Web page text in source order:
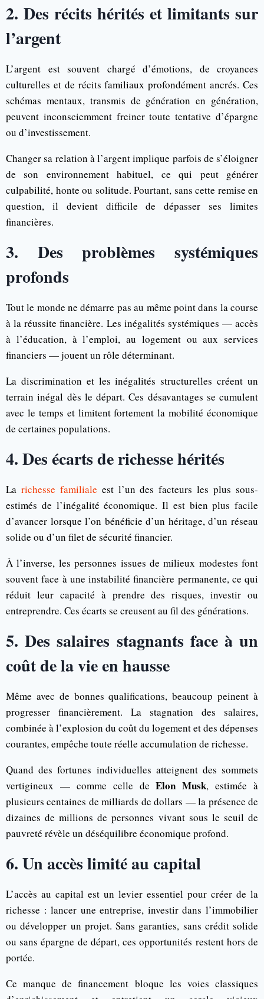
2. Des récits hérités et limitants sur
l’argent
L’argent est souvent chargé d’émotions, de croyances
culturelles et de récits familiaux profondément ancrés. Ces
schémas mentaux, transmis de génération en génération,
peuvent inconsciemment freiner toute tentative d’épargne
ou d’investissement.
Changer sa relation à l’argent implique parfois de s’éloigner
de son environnement habituel, ce qui peut générer
culpabilité, honte ou solitude. Pourtant, sans cette remise en
question, il devient difficile de dépasser ses limites
financières.
3. Des problèmes systémiques
profonds
Tout le monde ne démarre pas au même point dans la course
à la réussite financière. Les inégalités systémiques — accès
à l’éducation, à l’emploi, au logement ou aux services
financiers — jouent un rôle déterminant.
La discrimination et les inégalités structurelles créent un
terrain inégal dès le départ. Ces désavantages se cumulent
avec le temps et limitent fortement la mobilité économique
de certaines populations.
4. Des écarts de richesse hérités
La richesse familiale est l’un des facteurs les plus sous-
estimés de l’inégalité économique. Il est bien plus facile
d’avancer lorsque l’on bénéficie d’un héritage, d’un réseau
solide ou d’un filet de sécurité financier.
À l’inverse, les personnes issues de milieux modestes font
souvent face à une instabilité financière permanente, ce qui
réduit leur capacité à prendre des risques, investir ou
entreprendre. Ces écarts se creusent au fil des générations.
5. Des salaires stagnants face à un
coût de la vie en hausse
Même avec de bonnes qualifications, beaucoup peinent à
progresser financièrement. La stagnation des salaires,
combinée à l’explosion du coût du logement et des dépenses
courantes, empêche toute réelle accumulation de richesse.
Quand des fortunes individuelles atteignent des sommets
vertigineux — comme celle deElon Musk, estimée à
plusieurs centaines de milliards de dollars — la présence de
dizaines de millions de personnes vivant sous le seuil de
pauvreté révèle un déséquilibre économique profond.
6. Un accès limité au capital
L’accès au capital est un levier essentiel pour créer de la
richesse : lancer une entreprise, investir dans l’immobilier
ou développer un projet. Sans garanties, sans crédit solide
ou sans épargne de départ, ces opportunités restent hors de
portée.
Ce manque de financement bloque les voies classiques